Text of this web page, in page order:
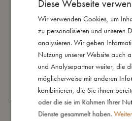
Der erste Spieler, der das passende
findet, gewinnt die Karte.
Der Spieler mit den meisten Kärtchen
Um das Spiel zu verkürzen, können
mit einer bestimmten Anzahl an
bevor der Gewinner ermittelt wird.
Meine besonderen Merkmale:
- Beinhaltet 100 illustrierte Kärtchen,
Diese Webseite
Wir verwenden Cookies, um
zu personalisieren und unseren
analysieren. Wir geben
Nutzung unserer Website auch
und Analysepartner weiter, die
möglicherweise mit anderen
kombinieren, die Sie ihnen
oder die sie im Rahmen Ihrer
Dienste gesammelt haben.